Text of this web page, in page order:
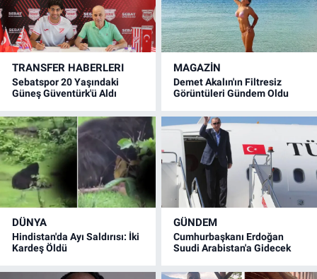
TRANSFER HABERLERI
Sebatspor 20 Yaşındaki
Güneş Güventürk'ü Aldı
MAGAZİN
Demet Akalın'ın Filtresiz
Görüntüleri Gündem Oldu
DÜNYA
Hindistan'da Ayı Saldırısı: İki
Kardeş Öldü
GÜNDEM
Cumhurbaşkanı Erdoğan
Suudi Arabistan'a Gidecek